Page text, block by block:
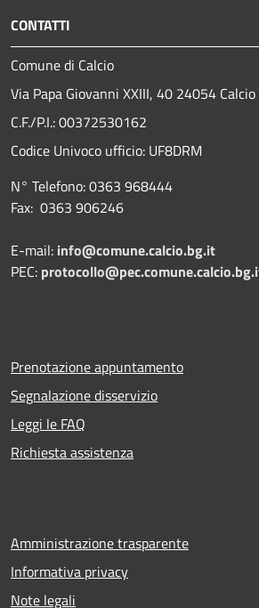
CONTATTI
Comune di Calcio
Via Papa Giovanni XXIII, 40 24054 Calcio
C.F./P.I.: 00372530162
Codice Univoco ufficio: UF8DRM
N° Telefono: 0363 968444
Fax: 0363 906246
E-mail: info@comune.calcio.bg.it
PEC:
Prenotazione appuntamento
Segnalazione disservizio
Leggi le FAQ
Richiesta assistenza
Amministrazione trasparente
Informativa privacy
Note legali